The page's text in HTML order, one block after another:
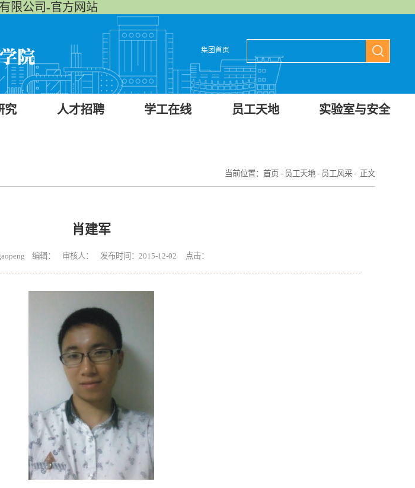
限公司-官方网站
集团首页
究 人才招聘 学工在线 员工天地 实验室与安全
当前位置： 首页 - 员工天地- 员工风采- 正文
肖建军
编辑： 审核人： 发布时间：2015-12-02 点击：